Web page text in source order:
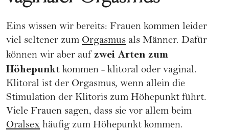
Eins wissen wir bereits: Frauen kommen leider
viel seltener zum Orgasmus als Männer. Dafür
können wir aber auf zwei Arten zum
Höhepunkt kommen - klitoral oder vaginal.
Klitoral ist der Orgasmus, wenn allein die
Stimulation der Klitoris zum Höhepunkt führt.
Viele Frauen sagen, dass sie vor allem beim
Oralsex häufig zum Höhepunkt kommen.